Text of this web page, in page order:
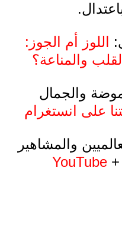
اللوز أم الجوز:
والمناعة؟
والجمال
على انستغرام
والمشاهير
YouTube +